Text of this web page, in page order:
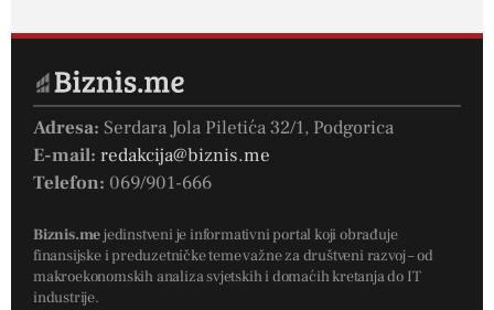
Adresa: Serdara Jola Piletića 32/1, Podgorica
E-mail: redakcija@biznis.me
Telefon: 069/901-666
Biznis.mejedinstveni je informativni portal koji obrađuje
finansijske i preduzetničke teme važne za društveni razvoj – od
makroekonomskih analiza svjetskih i domaćih kretanja do IT
industrije.